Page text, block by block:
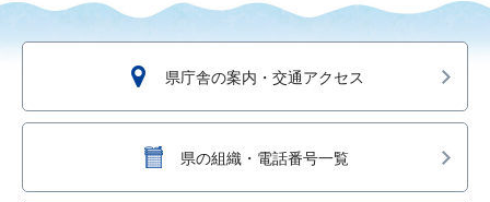
県庁舎の案内・交通アクセス
県の組織・電話番号一覧